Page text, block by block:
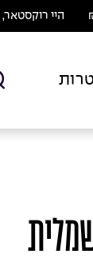
היי רוקסטאר,